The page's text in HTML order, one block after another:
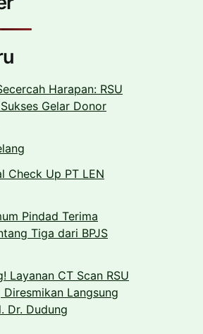
Harapan: RSU
Gelar Donor
Check Up PT LEN
Pindad Terima
Tiga dari BPJS
Layanan CT Scan RSU
Diresmikan Langsung
Dr. Dudung